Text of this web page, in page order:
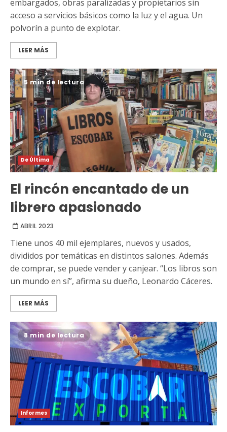
embargados, obras paralizadas y propietarios sin
acceso a servicios básicos como la luz y el agua. Un
polvorín a punto de explotar.
LEER MÁS
5 min de lectura
De Última
El rincón encantado de un
librero apasionado
ABRIL 2023
Tiene unos 40 mil ejemplares, nuevos y usados,
divididos por temáticas en distintos salones. Además
de comprar, se puede vender y canjear. “Los libros son
un mundo en sí”, afirma su dueño, Leonardo Cáceres.
LEER MÁS
8 min de lectura
Informes